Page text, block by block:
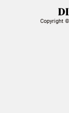
Copyright